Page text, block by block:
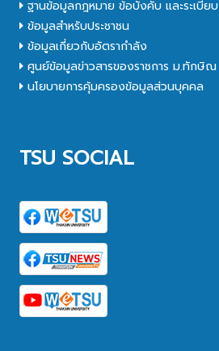
ฐานข้อมูลกฎหมาย ข้อบังคับ และระเบียบ
ข้อมูลสำหรับประชาชน
ข้อมูลเกี่ยวกับอัตรากำลัง
ศูนย์ข้อมูลข่าวสารของราชการ ม.ทักษิณ
นโยบายการคุ้มครองข้อมูลส่วนบุคคล
TSU SOCIAL